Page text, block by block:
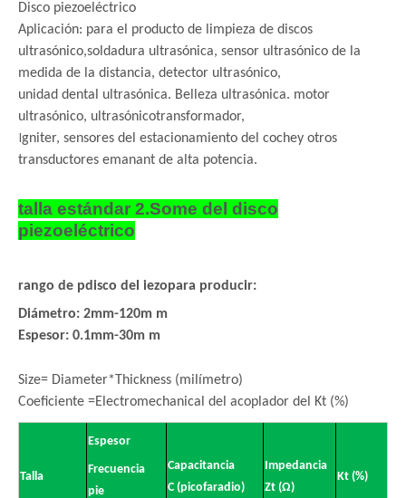
Disco piezoeléctrico
Aplicación: para el producto de limpieza de discos
ultrasónico,soldadura ultrasónica, sensor ultrasónico de la
medida de la distancia, detector ultrasónico,
unidad dental ultrasónica. Belleza ultrasónica. motor
ultrasónico, ultrasónicotransformador,
Igniter, sensores del estacionamiento del cochey otros
transductores emanant de alta potencia.
talla estándar 2.Some del disco
piezoeléctrico
rango de pdisco del iezopara producir:
Diámetro: 2mm-120m m
Espesor: 0.1mm-30m m
Size= Diameter*Thickness (milímetro)
Coeficiente =Electromechanical del acoplador del Kt (%)
Talla
Espesor
Frecuencia
pie
Capacitancia
C (picofaradio)
Impedancia
Zt (Ω)
Kt (%)